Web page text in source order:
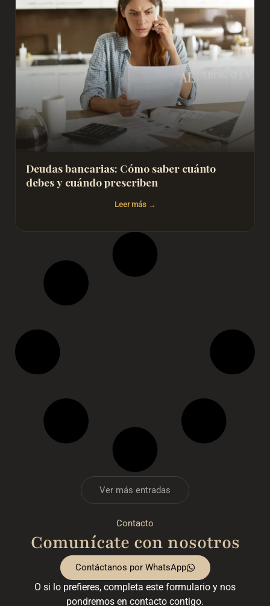
Deudas bancarias: Cómo saber cuánto
debes y cuándo prescriben
Leer más
Ver más entradas
Contacto
Comunícate con nosotros
Contáctanos por WhatsApp
O si lo prefieres, completa este formulario y nos
pondremos en contacto contigo.